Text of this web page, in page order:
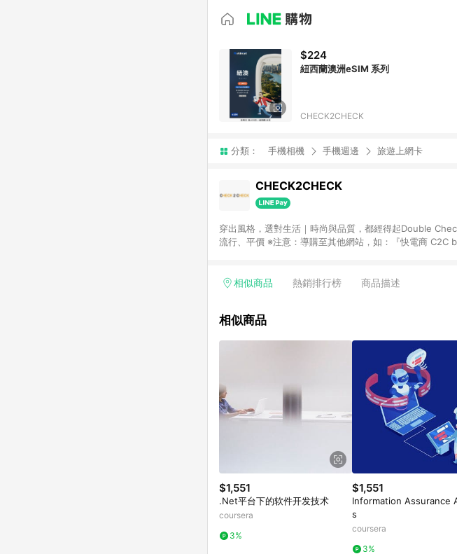
$224
紐西蘭澳洲eSIM 系列
CHECK2CHECK
分類： 手機相機 手機週邊 旅遊上網卡
CHECK2CHECK
穿出風格，選對生活｜時尚與品質，都經得起Double
流行、平價 ※注意：導購至其他網站，如：『快電商 C2C buy』（https://www.c2cbuyofficial.com/）、
相似商品 熱銷排行榜 商品描述
相似商品
$1,551
.Net平台下的软件开发技术
coursera
3%
$1,551
Information Assurance
s
coursera
3%